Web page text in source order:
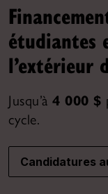
étudiantes
l’extérieur
Jusqu’à 4 000 $
cycle.
Candidatures